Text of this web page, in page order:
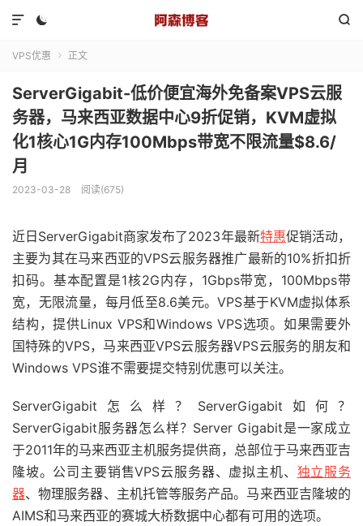
 

VPS优惠  正文
ServerGigabit-低价便宜海外免备案VPS云服
务器，马来西亚数据中心9折促销，KVM虚拟
化1核心1G内存100Mbps带宽不限流量$8.6/
月
2023-03-28 阅读(675)
近日ServerGigabit商家发布了2023年最新特惠促销活动，
主要为其在马来西亚的VPS云服务器推广最新的10%折扣折
扣码。基本配置是1核2G内存，1Gbps带宽，100Mbps带
宽，无限流量，每月低至8.6美元。VPS基于KVM虚拟体系
结构，提供Linux VPS和Windows VPS选项。如果需要外
国特殊的VPS，马来西亚VPS云服务器VPS云服务的朋友和
Windows VPS谁不需要提交特别优惠可以关注。
ServerGigabit怎么样？ServerGigabit如何？
ServerGigabit服务器怎么样？Server Gigabit是一家成立
于2011年的马来西亚主机服务提供商，总部位于马来西亚吉
隆坡。公司主要销售VPS云服务器、虚拟主机、 独立服务
器、物理服务器、主机托管等服务产品。马来西亚吉隆坡的
AIMS和马来西亚的赛城大桥数据中心都有可用的选项。